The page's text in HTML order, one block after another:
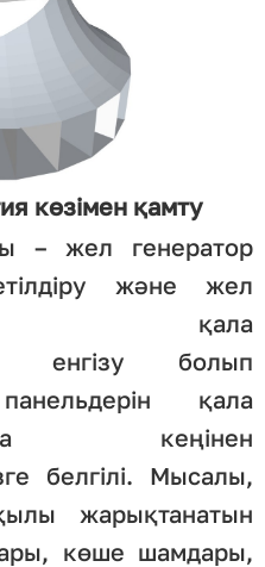
көзімен қамту
– жел генератор
және жел
қала
енгізу болып
қала
кеңінен
белгілі. Мысалы,
жарықтанатын
көше шамдары,